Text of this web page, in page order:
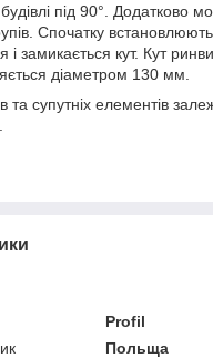
під 90°. Додатково
Спочатку
і замикається кут. Кут
діаметром 130 мм.
та супутніх елементів
Profil
Польща